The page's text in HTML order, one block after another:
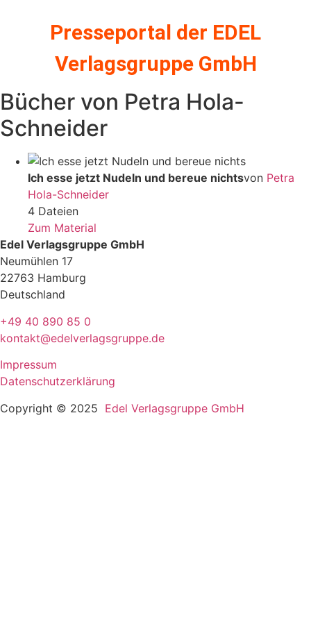
Presseportal der EDEL
Verlagsgruppe GmbH
Bücher von Petra Hola-
Schneider
Ich esse jetzt Nudeln und bereue nichtsvon Petra
Hola-Schneider
4 Dateien
Zum Material
Edel Verlagsgruppe GmbH
Neumühlen 17
22763 Hamburg
Deutschland
+49 40 890 85 0
kontakt@edelverlagsgruppe.de
Impressum
Datenschutzerklärung
Copyright © 2025 Edel Verlagsgruppe GmbH